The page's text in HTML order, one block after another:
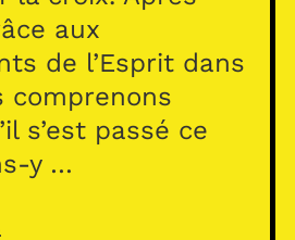
aux
de l’Esprit dans
comprenons
s’est passé ce
y …